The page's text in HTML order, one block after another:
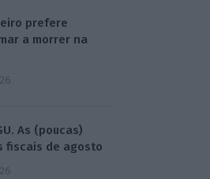
prefere
a morrer na
As (poucas)
fiscais de agosto